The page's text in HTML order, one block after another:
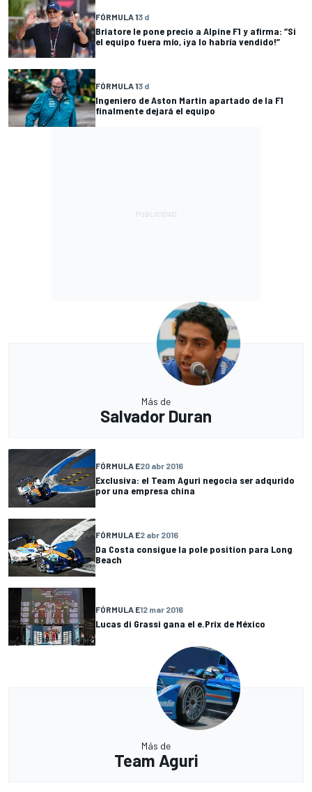
FÓRMULA 13 d
Briatore le pone precio a Alpine F1 y afirma: “Si
el equipo fuera mío, ¡ya lo habría vendido!”
FÓRMULA 13 d
Ingeniero de Aston Martin apartado de la F1
finalmente dejará el equipo
Más de
Salvador Duran
FÓRMULA E20 abr 2016
Exclusiva: el Team Aguri negocia ser adqurido
por una empresa china
FÓRMULA E2 abr 2016
Da Costa consigue la pole position para Long
Beach
FÓRMULA E12 mar 2016
Lucas di Grassi gana el e.Prix de México
Más de
Team Aguri